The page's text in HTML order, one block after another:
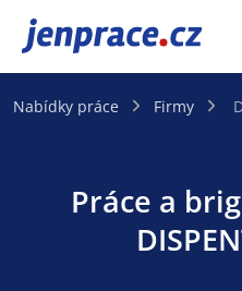
JenPráce.cz
Nabídky práce Firmy
Práce a